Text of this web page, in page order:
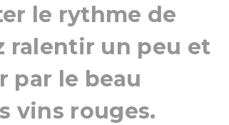
le rythme de
ralentir un peu et
par le beau
vins rouges.